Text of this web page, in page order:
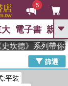
5
GO
高希均教授回憶錄
父親節 、 如果歷
推薦
電子書 親子
坎德》系列帶你
篩選
:平裝